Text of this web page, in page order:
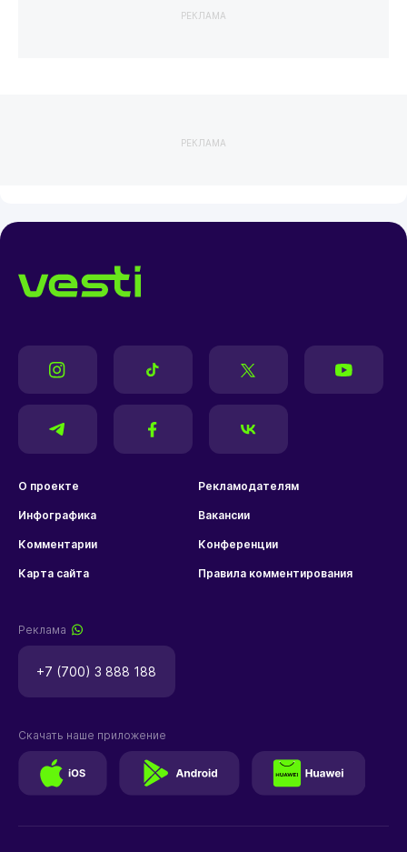
РЕКЛАМА
РЕКЛАМА
О проекте Рекламодателям
Инфографика Вакансии
Комментарии Конференции
Карта сайта Правила комментирования
Реклама
+7 (700) 3 888 188
Скачать наше приложение